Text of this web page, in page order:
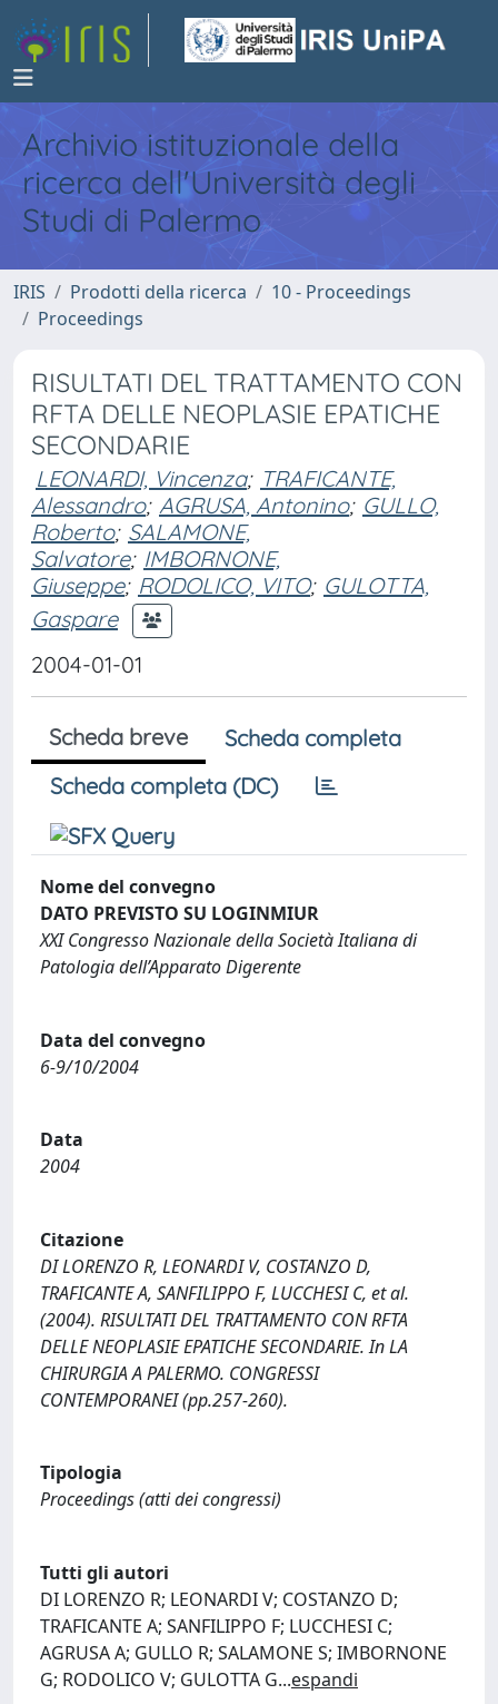
Archivio istituzionale della
ricerca dell'Università degli
Studi di Palermo
IRIS Prodotti della ricerca
10 - Proceedings
Proceedings
RISULTATI DEL TRATTAMENTO CON
RFTA DELLE NEOPLASIE EPATICHE
SECONDARIE
LEONARDI, Vincenza; TRAFICANTE,
Alessandro; AGRUSA, Antonino; GULLO,
Roberto; SALAMONE,
Salvatore; IMBORNONE,
Giuseppe; RODOLICO, VITO; GULOTTA,
Gaspare
2004-01-01
Scheda breve
Scheda completa
Scheda completa (DC)
Nome del convegno
DATO PREVISTO SU LOGINMIUR
XXI Congresso Nazionale della Società Italiana di
Patologia dell’Apparato Digerente
Data del convegno
6-9/10/2004
Data
2004
Citazione
DI LORENZO R, LEONARDI V, COSTANZO D,
TRAFICANTE A, SANFILIPPO F, LUCCHESI C, et al.
(2004). RISULTATI DEL TRATTAMENTO CON RFTA
DELLE NEOPLASIE EPATICHE SECONDARIE. In LA
CHIRURGIA A PALERMO. CONGRESSI
CONTEMPORANEI (pp.257-260).
Tipologia
Proceedings (atti dei congressi)
Tutti gli autori
DI LORENZO R; LEONARDI V; COSTANZO D;
TRAFICANTE A; SANFILIPPO F; LUCCHESI C;
AGRUSA A; GULLO R; SALAMONE S; IMBORNONE
G; RODOLICO V; GULOTTA G...espandi